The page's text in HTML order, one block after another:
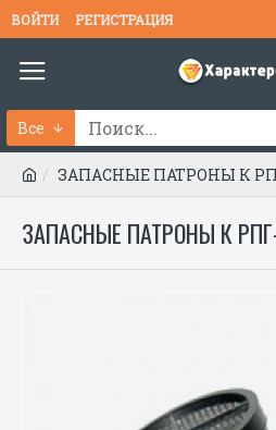
ВОЙТИ РЕГИСТРАЦИЯ
Все
ЗАПАСНЫЕ ПАТРОНЫ К
ЗАПАСНЫЕ ПАТРОНЫ К